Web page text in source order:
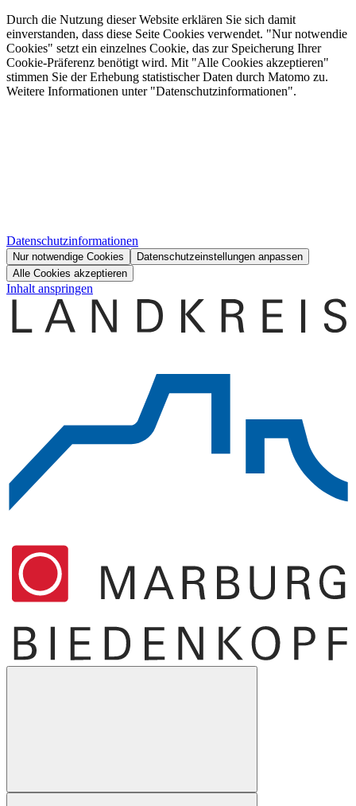
Durch die Nutzung dieser Website erklären Sie sich damit
einverstanden, dass diese Seite Cookies verwendet. "Nur notwendie
Cookies" setzt ein einzelnes Cookie, das zur Speicherung Ihrer
Cookie-Präferenz benötigt wird. Mit "Alle Cookies akzeptieren"
stimmen Sie der Erhebung statistischer Daten durch Matomo zu.
Weitere Informationen unter "Datenschutzinformationen".
Datenschutzinformationen
Nur notwendige Cookies
Datenschutzeinstellungen anpassen
Alle Cookies akzeptieren
Inhalt anspringen